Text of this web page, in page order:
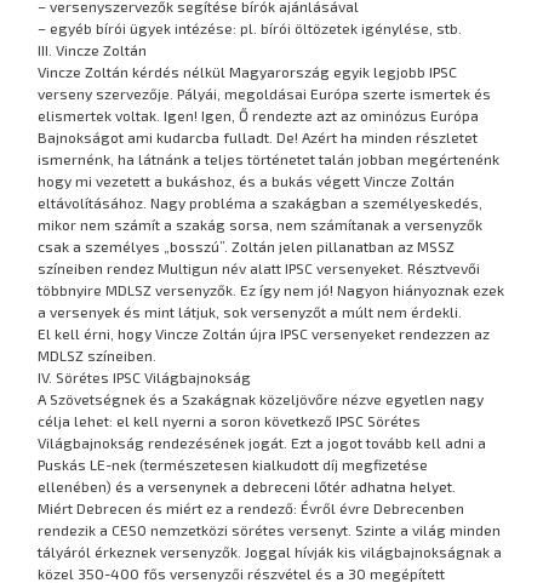
– versenyszervezők segítése bírók ajánlásával
– egyéb bírói ügyek intézése: pl. bírói öltözetek igénylése, stb.
III. Vincze Zoltán
Vincze Zoltán kérdés nélkül Magyarország egyik legjobb IPSC
verseny szervezője. Pályái, megoldásai Európa szerte ismertek és
elismertek voltak. Igen! Igen, Ő rendezte azt az ominózus Európa
Bajnokságot ami kudarcba fulladt. De! Azért ha minden részletet
ismernénk, ha látnánk a teljes történetet talán jobban megértenénk
hogy mi vezetett a bukáshoz, és a bukás végett Vincze Zoltán
eltávolításához. Nagy probléma a szakágban a személyeskedés,
mikor nem számít a szakág sorsa, nem számítanak a versenyzők
csak a személyes „bosszú”. Zoltán jelen pillanatban az MSSZ
színeiben rendez Multigun név alatt IPSC versenyeket. Résztvevői
többnyire MDLSZ versenyzők. Ez így nem jó! Nagyon hiányoznak ezek
a versenyek és mint látjuk, sok versenyzőt a múlt nem érdekli.
El kell érni, hogy Vincze Zoltán újra IPSC versenyeket rendezzen az
MDLSZ színeiben.
IV. Sörétes IPSC Világbajnokság
A Szövetségnek és a Szakágnak közeljövőre nézve egyetlen nagy
célja lehet: el kell nyerni a soron következő IPSC Sörétes
Világbajnokság rendezésének jogát. Ezt a jogot tovább kell adni a
Puskás LE-nek (természetesen kialkudott díj megfizetése
ellenében) és a versenynek a debreceni lőtér adhatna helyet.
Miért Debrecen és miért ez a rendező: Évről évre Debrecenben
rendezik a CESO nemzetközi sörétes versenyt. Szinte a világ minden
tályáról érkeznek versenyzők. Joggal hívják kis világbajnokságnak a
közel 350-400 fős versenyzői részvétel és a 30 megépített